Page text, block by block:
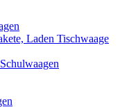
Laden Tischwaage